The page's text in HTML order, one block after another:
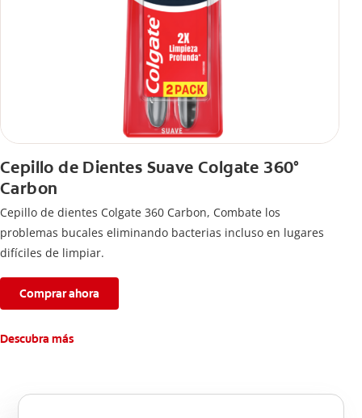
Cepillo de Dientes Suave Colgate 360°
Carbon
Cepillo de dientes Colgate 360 ​​Carbon, Combate los
problemas bucales eliminando bacterias incluso en lugares
difíciles de limpiar.
Comprar ahora
Descubra más